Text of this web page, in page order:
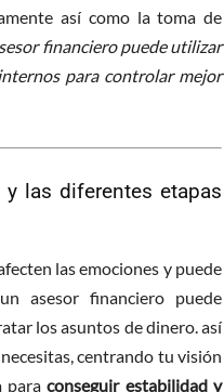
así como la toma de
financiero puede utilizar
para controlar mejor
las diferentes etapas
las emociones y puede
asesor financiero puede
los asuntos de dinero. así
centrando tu visión
paraconseguir estabilidad y